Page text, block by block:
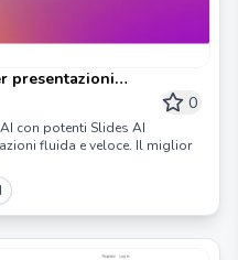
presentazioni
0
con potenti Slides AI
fluida e veloce. Il miglior